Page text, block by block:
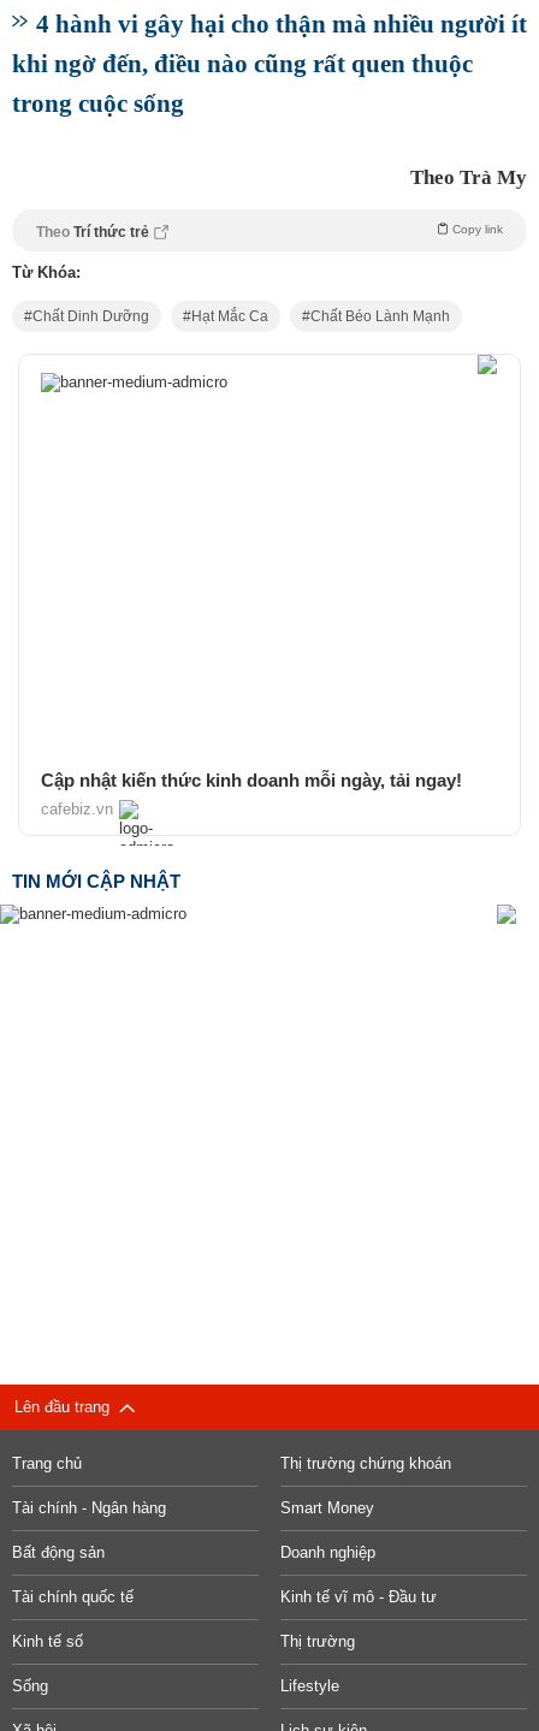
4 hành vi gây hại cho thận mà nhiều người ít
khi ngờ đến, điều nào cũng rất quen thuộc
trong cuộc sống
Theo Trà My
Theo Trí thức trẻ Copy link
Từ Khóa:
Chất Dinh Dưỡng Hạt Mắc Ca Chất Béo Lành Mạnh
Cập nhật kiến thức kinh doanh mỗi ngày, tải ngay!
cafebiz.vn
TIN MỚI CẬP NHẬT
Lên đầu trang
Trang chủ Thị trường chứng khoán
Tài chính - Ngân hàng Smart Money
Bất động sản Doanh nghiệp
Tài chính quốc tế Kinh tế vĩ mô - Đầu tư
Kinh tế số Thị trường
Sống Lifestyle